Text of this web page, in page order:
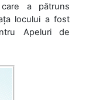
a pătruns
locului a fost
Apeluri de